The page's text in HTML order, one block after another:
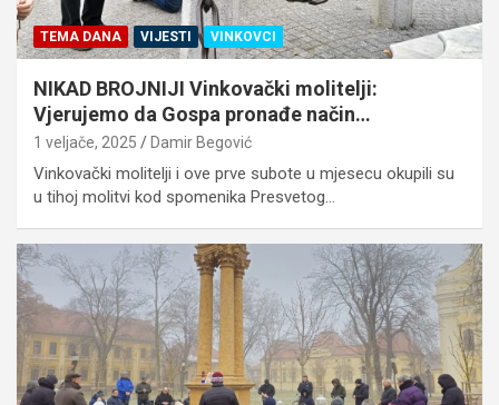
TEMA DANA VIJESTI VINKOVCI
NIKAD BROJNIJI Vinkovački molitelji:
Vjerujemo da Gospa pronađe način…
1 veljače, 2025 Damir Begović
Vinkovački molitelji i ove prve subote u mjesecu okupili su
u tihoj molitvi kod spomenika Presvetog…